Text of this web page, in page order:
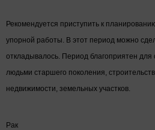
Рекомендуется приступить к
упорной работы. В этот период можно
откладывалось. Период благоприятен
людьми старшего поколения,
недвижимости, земельных участков.
Рак